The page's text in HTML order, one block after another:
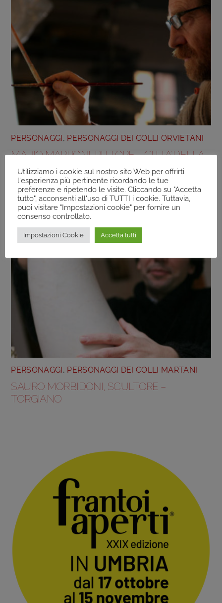
PERSONAGGI, PERSONAGGI DEI COLLI ORVIETANI
MARIO MARRONI, PITTORE – CITTA’ DELLA
PIEVE
PERSONAGGI , PERSONAGGI DEI COLLI MARTANI
SAURO MORBIDONI, SCULTORE –
TORGIANO
Utilizziamo i cookie sul nostro sito Web per offrirti
l'esperienza più pertinente ricordando le tue
preferenze e ripetendo le visite. Cliccando su "Accetta
tutto", acconsenti all'uso di TUTTI i cookie. Tuttavia,
puoi visitare "Impostazioni cookie" per fornire un
consenso controllato.
Impostazioni Cookie Accetta tutti